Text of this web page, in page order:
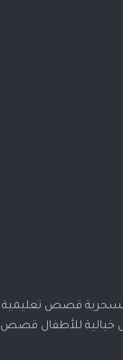
قصص تعليمية
للأطفال قصص